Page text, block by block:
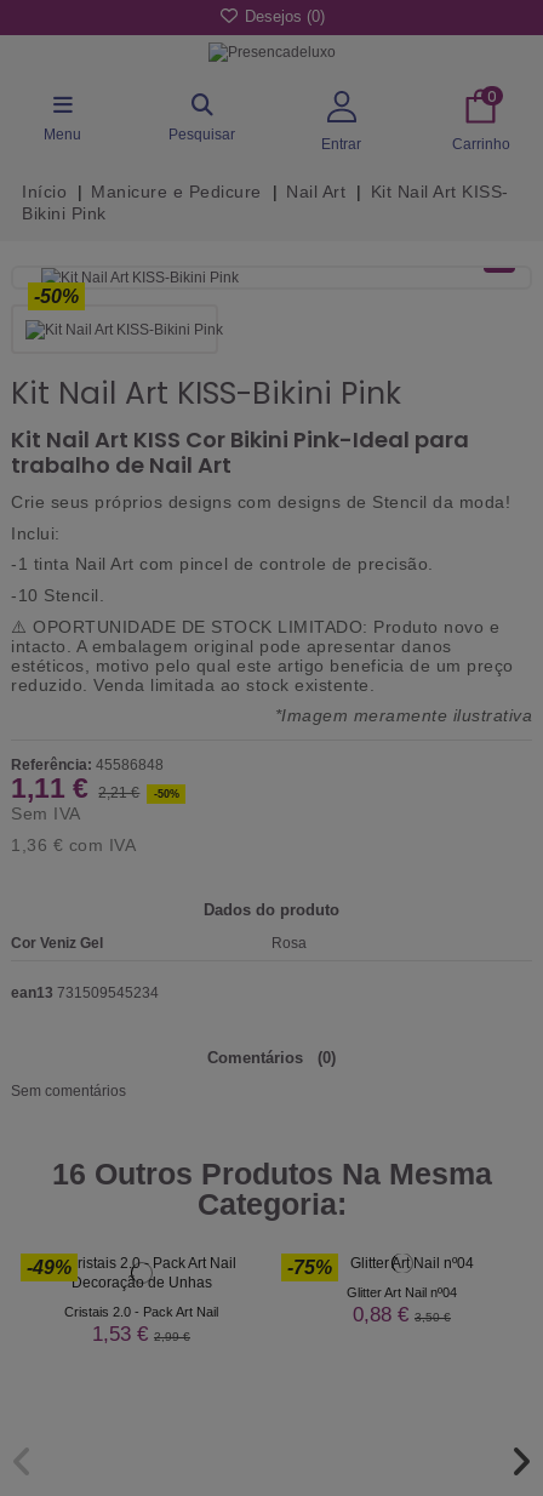
Desejos (0)
Menu Pesquisar
Entrar
0
Carrinho
Início Manicure e Pedicure Nail Art
Kit Nail Art KISS-
Bikini Pink
-50%
Kit Nail Art KISS-Bikini Pink
Kit Nail Art KISS Cor Bikini Pink-Ideal para
trabalho de Nail Art
Crie seus próprios designs com designs de Stencil da moda!
Inclui:
-1 tinta Nail Art com pincel de controle de precisão.
-10 Stencil.
⚠️ OPORTUNIDADE DE STOCK LIMITADO: Produto novo e
intacto. A embalagem original pode apresentar danos
estéticos, motivo pelo qual este artigo beneficia de um preço
reduzido. Venda limitada ao stock existente.
*Imagem meramente ilustrativa
Referência: 45586848
1,11 € 2,21 € -50%
Sem IVA
1,36 € com IVA
Dados do produto
Cor Veniz Gel Rosa
ean13 731509545234
Comentários (0)
Sem comentários
16 Outros Produtos Na Mesma
Categoria:
-49%
Cristais 2.0 - Pack Art Nail
1,53 € 2,99 €
-75%
Glitter Art Nail nº04
0,88 € 3,50 €